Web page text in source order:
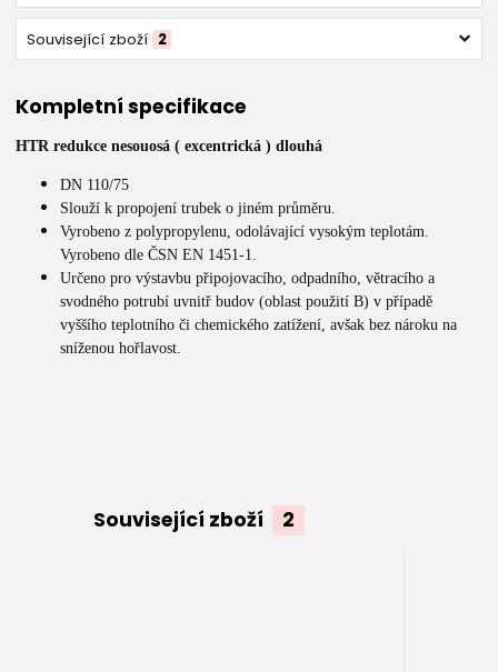
Související zboží 2
Kompletní specifikace
HTR redukce nesouosá ( excentrická ) dlouhá
DN 110/75
Slouží k propojení trubek o jiném průměru.
Vyrobeno z polypropylenu, odolávající vysokým teplotám.
Vyrobeno dle ČSN EN 1451-1.
Určeno pro výstavbu připojovacího, odpadního, větracího a
svodného potrubí uvnitř budov (oblast použití B) v případě
vyššího teplotního či chemického zatížení, avšak bez nároku na
sníženou hořlavost.
Související zboží 2